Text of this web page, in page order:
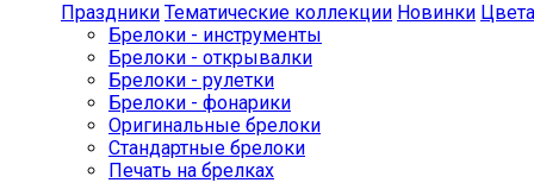
Праздники Тематические коллекции Новинки Цвета
Брелоки - инструменты
Брелоки - открывалки
Брелоки - рулетки
Брелоки - фонарики
Оригинальные брелоки
Стандартные брелоки
Печать на брелках